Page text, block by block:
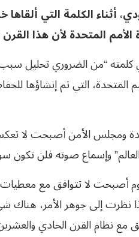
أثناء الكلمة التي
الأمم المتحدة لأن هذا
“من الضروري تحليل سبب
التي تم إنشاؤها
ومجلس الأمن أصبحت لا
وإسماع صوته فلن
أصبحت لا تتوافق مع معطيات
نظرت إلى جوهر الأمر،
مع نظام القرن الحادي